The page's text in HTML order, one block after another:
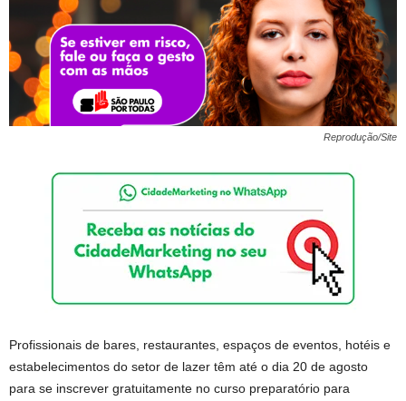
Reprodução/Site
Profissionais de bares, restaurantes, espaços de eventos, hotéis e
estabelecimentos do setor de lazer têm até o dia 20 de agosto
para se inscrever gratuitamente no curso preparatório para